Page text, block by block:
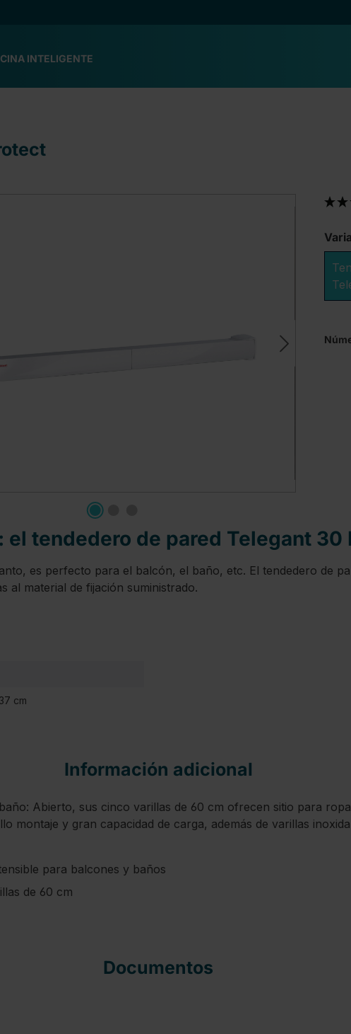
INTELIGENTE
tendedero de pared Telegant 30
es perfecto para el balcón, el baño, etc. El tendedero de
al material de fijación suministrado.
cm
Información adicional
Abierto, sus cinco varillas de 60 cm ofrecen sitio para
montaje y gran capacidad de carga, además de varillas
para balcones y baños
de 60 cm
Documentos